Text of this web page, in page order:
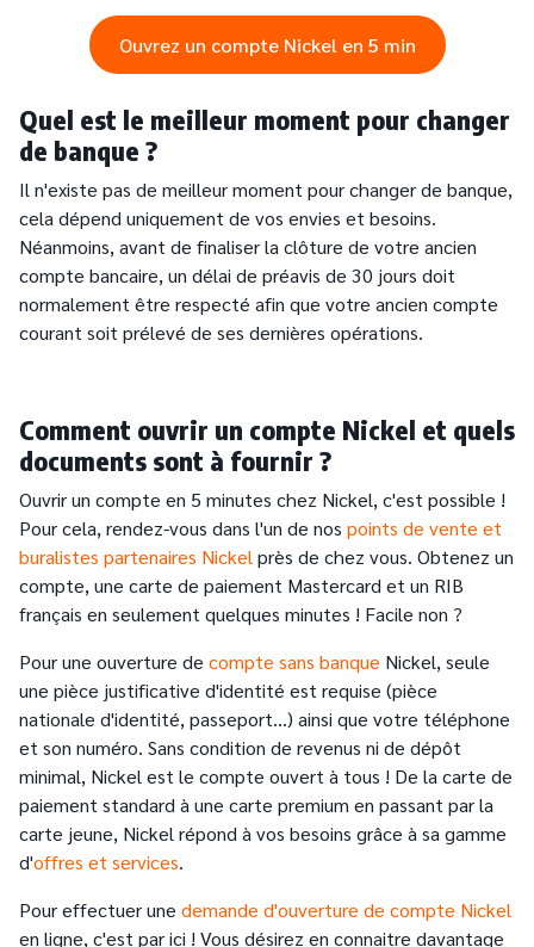
Ouvrez un compte Nickel en 5 min
Quel est le meilleur moment pour changer
de banque ?
Il n'existe pas de meilleur moment pour changer de banque,
cela dépend uniquement de vos envies et besoins.
Néanmoins, avant de finaliser la clôture de votre ancien
compte bancaire, un délai de préavis de 30 jours doit
normalement être respecté afin que votre ancien compte
courant soit prélevé de ses dernières opérations.
Comment ouvrir un compte Nickel et quels
documents sont à fournir ?
Ouvrir un compte en 5 minutes chez Nickel, c'est possible !
Pour cela, rendez-vous dans l'un de nos points de vente et
buralistes partenaires Nickel près de chez vous. Obtenez un
compte, une carte de paiement Mastercard et un RIB
français en seulement quelques minutes ! Facile non ?
Pour une ouverture de compte sans banque Nickel, seule
une pièce justificative d'identité est requise (pièce
nationale d'identité, passeport…) ainsi que votre téléphone
et son numéro. Sans condition de revenus ni de dépôt
minimal, Nickel est le compte ouvert à tous ! De la carte de
paiement standard à une carte premium en passant par la
carte jeune, Nickel répond à vos besoins grâce à sa gamme
d'offres et services.
Pour effectuer une demande d'ouverture de compte Nickel
en ligne, c'est par ici ! Vous désirez en connaitre davantage